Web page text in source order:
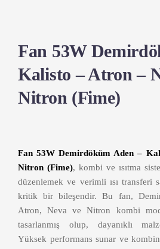
Fan 53W
Kalisto – Atron –
Nitron (Fime)
Fan 53W Demirdöküm Aden –
Nitron (Fime), kombi ve ısıtma
düzenlemek ve verimli ısı transferi
kritik bir bileşendir. Bu fan,
Atron, Neva ve Nitron kombi
tasarlanmış olup, dayanıklı
Yüksek performans sunar ve